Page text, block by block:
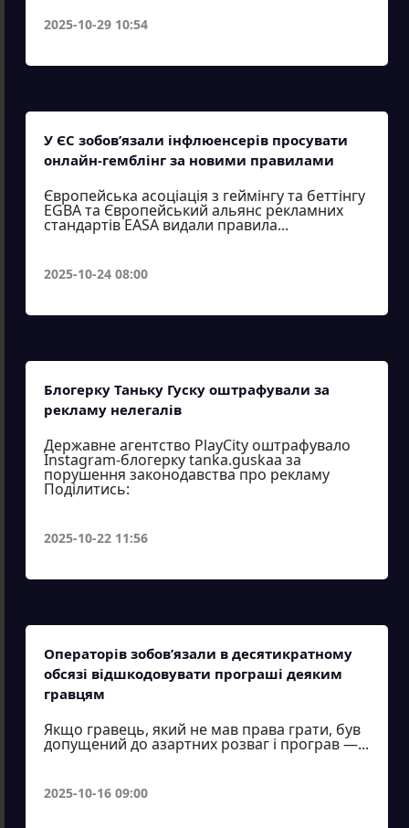
2025-10-29 10:54
У ЄС зобов’язали інфлюенсерів просувати
онлайн-гемблінг за новими правилами
Європейська асоціація з геймінгу та беттінгу
EGBA та Європейський альянс рекламних
стандартів EASA видали правила...
2025-10-24 08:00
Блогерку Таньку Гуску оштрафували за
рекламу нелегалів
Державне агентство PlayCity оштрафувало
Instagram-блогерку tanka.guskaa за
порушення законодавства про рекламу
Поділитись:
2025-10-22 11:56
Операторів зобов’язали в десятикратному
обсязі відшкодовувати програші деяким
гравцям
Якщо гравець, який не мав права грати, був
допущений до азартних розваг і програв —...
2025-10-16 09:00